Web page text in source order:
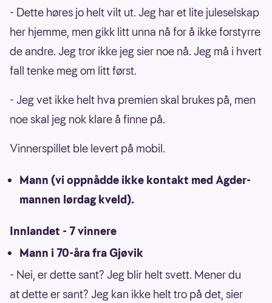
- Dette høres jo helt vilt ut. Jeg har et lite juleselskap
her hjemme, men gikk litt unna nå for å ikke forstyrre
de andre. Jeg tror ikke jeg sier noe nå. Jeg må i hvert
fall tenke meg om litt først.
- Jeg vet ikke helt hva premien skal brukes på, men
noe skal jeg nok klare å finne på.
Vinnerspillet ble levert på mobil.
Mann (vi oppnådde ikke kontakt med Agder-
mannen lørdag kveld).
Innlandet - 7 vinnere
Mann i 70-åra fra Gjøvik
- Nei, er dette sant? Jeg blir helt svett. Mener du
at dette er sant? Jeg kan ikke helt tro på det, sier